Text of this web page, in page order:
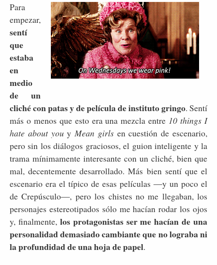
Para
empezar,
sentí
que
estaba
en
medio
de un
cliché con patas y de película de instituto gringo. Sentí
más o menos que esto era una mezcla entre 10 things I
hate about you y Mean girlsen cuestión de escenario,
pero sin los diálogos graciosos, el guion inteligente y la
trama mínimamente interesante con un cliché, bien que
mal, decentemente desarrollado. Más bien sentí que el
escenario era el típico de esas películas ―y un poco el
de Crepúsculo―, pero los chistes no me llegaban, los
personajes estereotipados sólo me hacían rodar los ojos
y, finalmente, los protagonistas ser me hacían de una
personalidad demasiado cambiante que no lograba ni
la profundidad de una hoja de papel.